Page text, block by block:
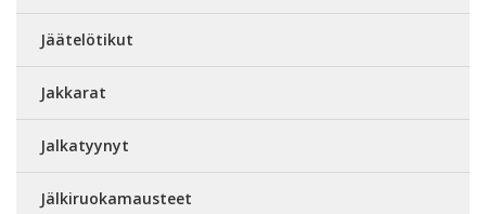
Jäätelötikut
Jakkarat
Jalkatyynyt
Jälkiruokamausteet